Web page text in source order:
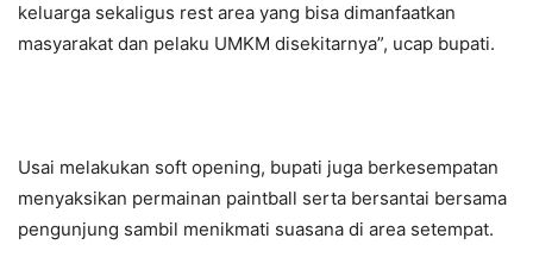
keluarga sekaligus rest area yang bisa dimanfaatkan
masyarakat dan pelaku UMKM disekitarnya”, ucap bupati.
Usai melakukan soft opening, bupati juga berkesempatan
menyaksikan permainan paintball serta bersantai bersama
pengunjung sambil menikmati suasana di area setempat.